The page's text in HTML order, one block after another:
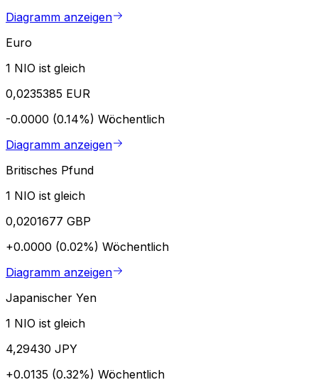
Diagramm anzeigen
Euro
1 NIO ist gleich
0,0235385 EUR
-0.0000 (0.14%) Wöchentlich
Diagramm anzeigen
Britisches Pfund
1 NIO ist gleich
0,0201677 GBP
+0.0000 (0.02%) Wöchentlich
Diagramm anzeigen
Japanischer Yen
1 NIO ist gleich
4,29430 JPY
+0.0135 (0.32%) Wöchentlich